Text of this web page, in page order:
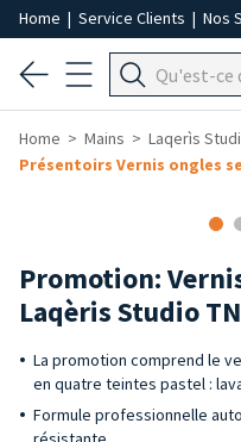
Home | Service Clients | Nos
Home Mains
Laqerìs
Présentoirs Vernis ongles
Promotion:
Laqèris Studio
La promotion comprend le
en quatre teintes pastel :
Formule professionnelle